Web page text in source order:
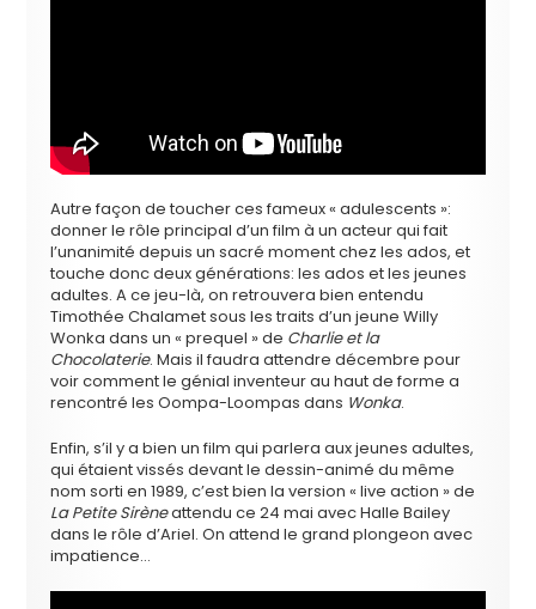
Autre façon de toucher ces fameux « adulescents »:
donner le rôle principal d’un film à un acteur qui fait
l’unanimité depuis un sacré moment chez les ados, et
touche donc deux générations: les ados et les jeunes
adultes. A ce jeu-là, on retrouvera bien entendu
Timothée Chalamet sous les traits d’un jeune Willy
Wonka dans un « prequel » de Charlie et la
Chocolaterie. Mais il faudra attendre décembre pour
voir comment le génial inventeur au haut de forme a
rencontré les Oompa-Loompas dans Wonka.
Enfin, s’il y a bien un film qui parlera aux jeunes adultes,
qui étaient vissés devant le dessin-animé du même
nom sorti en 1989, c’est bien la version « live action » de
La Petite Sirèneattendu ce 24 mai avec Halle Bailey
dans le rôle d’Ariel. On attend le grand plongeon avec
impatience…